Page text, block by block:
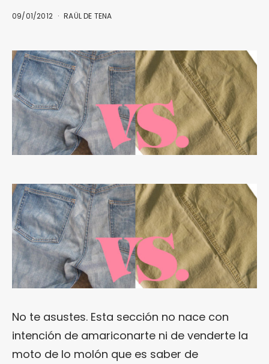
09/01/2012 RAÜL DE TENA
No te asustes. Esta sección no nace con
intención de amariconarte ni de venderte la
moto de lo molón que es saber de